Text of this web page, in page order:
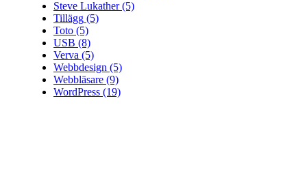
Steve Lukather(5)
Tillägg (5)
Toto (5)
USB (8)
Verva (5)
Webbdesign (5)
Webbläsare (9)
WordPress (19)